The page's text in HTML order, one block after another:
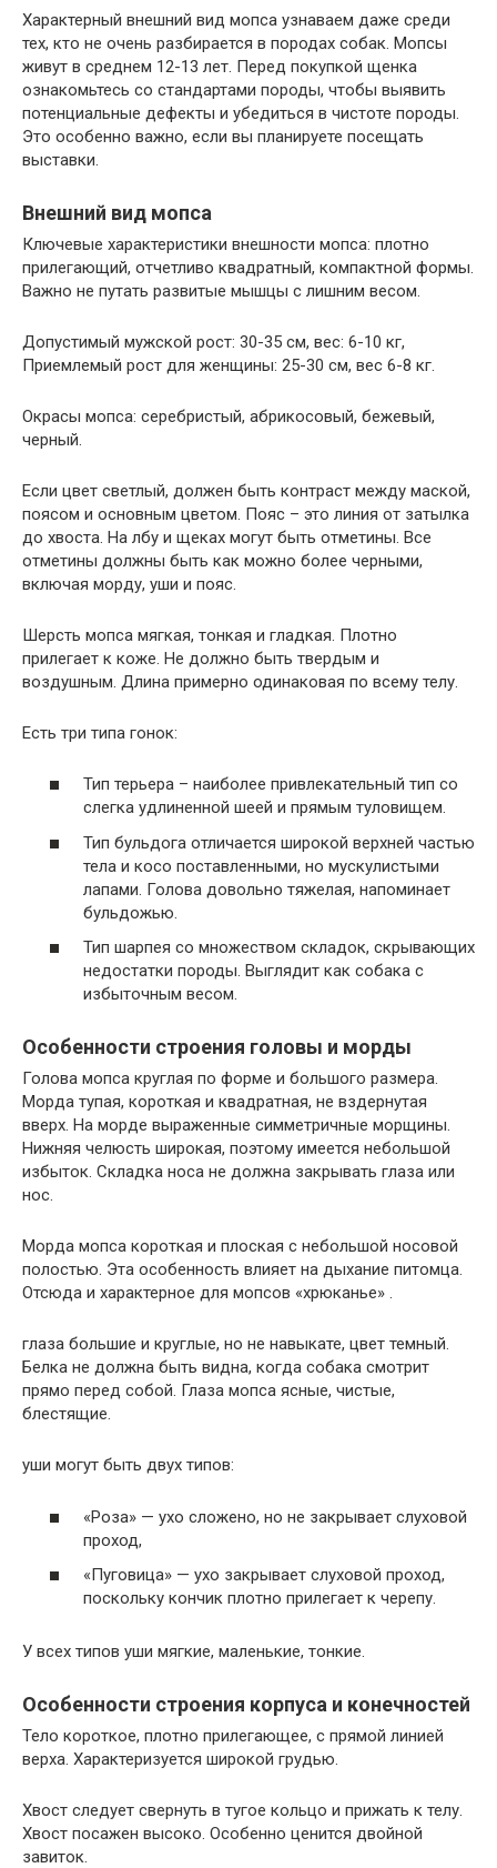
Характерный внешний вид мопса узнаваем даже среди
тех, кто не очень разбирается в породах собак. Мопсы
живут в среднем 12-13 лет. Перед покупкой щенка
ознакомьтесь со стандартами породы, чтобы выявить
потенциальные дефекты и убедиться в чистоте породы.
Это особенно важно, если вы планируете посещать
выставки.
Внешний вид мопса
Ключевые характеристики внешности мопса: плотно
прилегающий, отчетливо квадратный, компактной формы.
Важно не путать развитые мышцы с лишним весом.
Допустимый мужской рост: 30-35 см, вес: 6-10 кг,
Приемлемый рост для женщины: 25-30 см, вес 6-8 кг.
Окрасы мопса: серебристый, абрикосовый, бежевый,
черный.
Если цвет светлый, должен быть контраст между маской,
поясом и основным цветом. Пояс – это линия от затылка
до хвоста. На лбу и щеках могут быть отметины. Все
отметины должны быть как можно более черными,
включая морду, уши и пояс.
Шерсть мопса мягкая, тонкая и гладкая. Плотно
прилегает к коже. Не должно быть твердым и
воздушным. Длина примерно одинаковая по всему телу.
Есть три типа гонок:
Тип терьера – наиболее привлекательный тип со
слегка удлиненной шеей и прямым туловищем.
Тип бульдога отличается широкой верхней частью
тела и косо поставленными, но мускулистыми
лапами. Голова довольно тяжелая, напоминает
бульдожью.
Тип шарпея со множеством складок, скрывающих
недостатки породы. Выглядит как собака с
избыточным весом.
Особенности строения головы и морды
Голова мопса круглая по форме и большого размера.
Морда тупая, короткая и квадратная, не вздернутая
вверх. На морде выраженные симметричные морщины.
Нижняя челюсть широкая, поэтому имеется небольшой
избыток. Складка носа не должна закрывать глаза или
нос.
Морда мопса короткая и плоская с небольшой носовой
полостью. Эта особенность влияет на дыхание питомца.
Отсюда и характерное для мопсов «хрюканье» .
глаза большие и круглые, но не навыкате, цвет темный.
Белка не должна быть видна, когда собака смотрит
прямо перед собой. Глаза мопса ясные, чистые,
блестящие.
уши могут быть двух типов:
«Роза» — ухо сложено, но не закрывает слуховой
проход,
«Пуговица» — ухо закрывает слуховой проход,
поскольку кончик плотно прилегает к черепу.
У всех типов уши мягкие, маленькие, тонкие.
Особенности строения корпуса и конечностей
Тело короткое, плотно прилегающее, с прямой линией
верха. Характеризуется широкой грудью.
Хвост следует свернуть в тугое кольцо и прижать к телу.
Хвост посажен высоко. Особенно ценится двойной
завиток.